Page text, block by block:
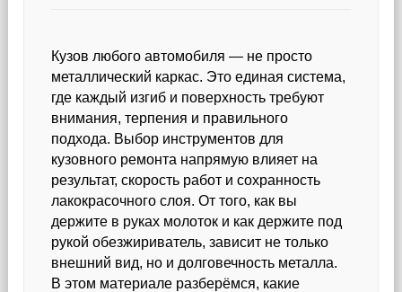
Кузов любого автомобиля — не просто
металлический каркас. Это единая система,
где каждый изгиб и поверхность требуют
внимания, терпения и правильного
подхода. Выбор инструментов для
кузовного ремонта напрямую влияет на
результат, скорость работ и сохранность
лакокрасочного слоя. От того, как вы
держите в руках молоток и как держите под
рукой обезжириватель, зависит не только
внешний вид, но и долговечность металла.
В этом материале разберёмся, какие